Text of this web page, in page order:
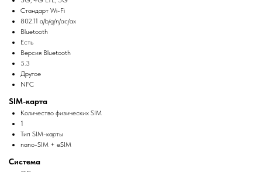
Стандарт Wi-Fi
802.11 a/b/g/n/ac/ax
Bluetooth
Есть
Версия Bluetooth
5.3
Другое
NFC
SIM-карта
Количество физических SIM
1
Тип SIM-карты
nano-SIM + eSIM
Система